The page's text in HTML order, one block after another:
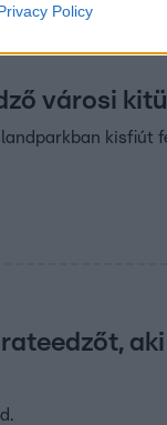
Policy
városi
kisfiút